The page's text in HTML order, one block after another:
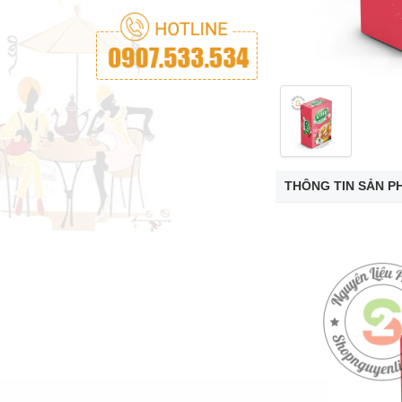
THÔNG TIN SẢN